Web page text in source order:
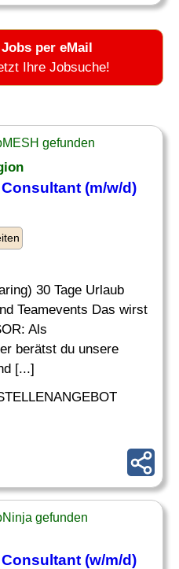
Jobs per eMail
Ihre Jobsuche!
gefunden
(m/w/d)
30 Tage Urlaub
Teamevents Das wirst
Als
berätst du unsere
[...]
gefunden
(w/m/d)